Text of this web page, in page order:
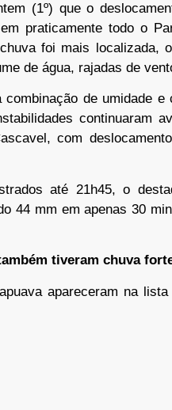
(1º) que o
praticamente todo o
foi mais localizada,
de água, rajadas de
de umidade
continuaram
com
até 21h45, o
44 mm em apenas 30
tiveram chuva
apareceram na